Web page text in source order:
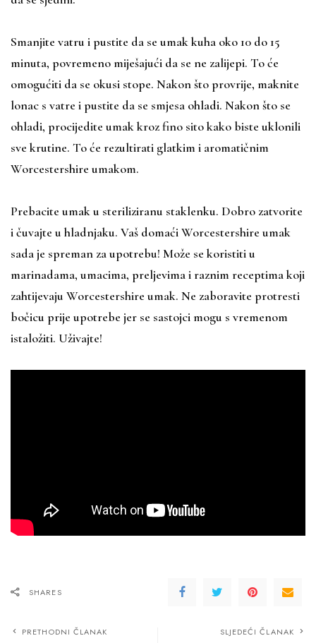
Smanjite vatru i pustite da se umak kuha oko 10 do 15
minuta, povremeno miješajući da se ne zalijepi. To će
omogućiti da se okusi stope. Nakon što provrije, maknite
lonac s vatre i pustite da se smjesa ohladi. Nakon što se
ohladi, procijedite umak kroz fino sito kako biste uklonili
sve krutine. To će rezultirati glatkim i aromatičnim
Worcestershire umakom.
Prebacite umak u steriliziranu staklenku. Dobro zatvorite
i čuvajte u hladnjaku. Vaš domaći Worcestershire umak
sada je spreman za upotrebu! Može se koristiti u
marinadama, umacima, preljevima i raznim receptima koji
zahtijevaju Worcestershire umak. Ne zaboravite protresti
bočicu prije upotrebe jer se sastojci mogu s vremenom
istaložiti. Uživajte!
SHARES
PRETHODNI ČLANAK SLJEDEĆI ČLANAK